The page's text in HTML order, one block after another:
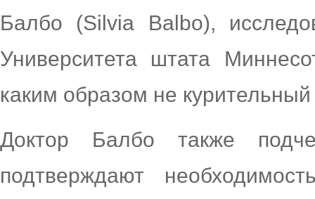
Балбо (Silvia Balbo),
Университета штата
каким образом не
Доктор Балбо также
подтверждают